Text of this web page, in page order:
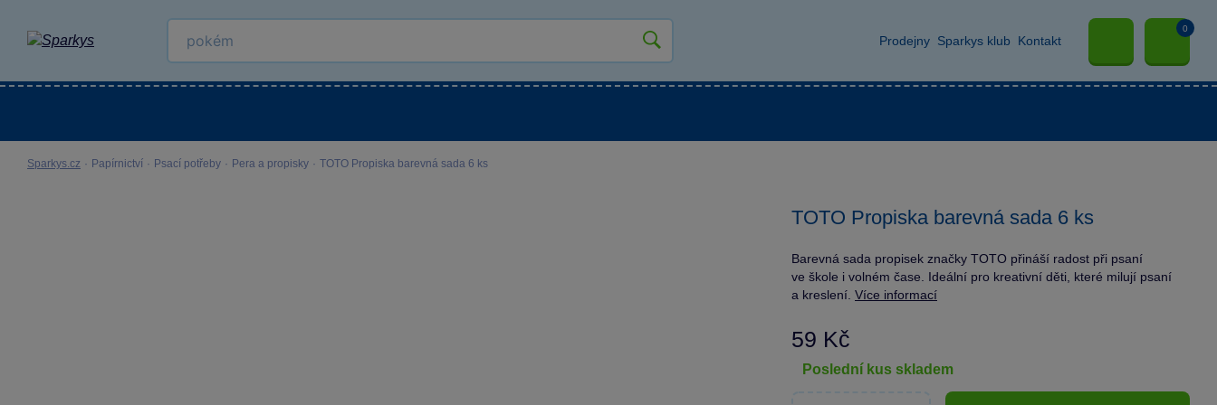
Prodejny Sparkys klub Kontakt
0
Sparkys.cz · Papírnictví · Psací potřeby · Pera a propisky · TOTO Propiska barevná sada 6 ks
TOTO Propiska barevná sada 6 ks
Barevná sada propisek značky TOTO přináší radost při psaní
ve škole i volném čase. Ideální pro kreativní děti, které milují psaní
a kreslení. Více informací
59 Kč
poslední kus skladem